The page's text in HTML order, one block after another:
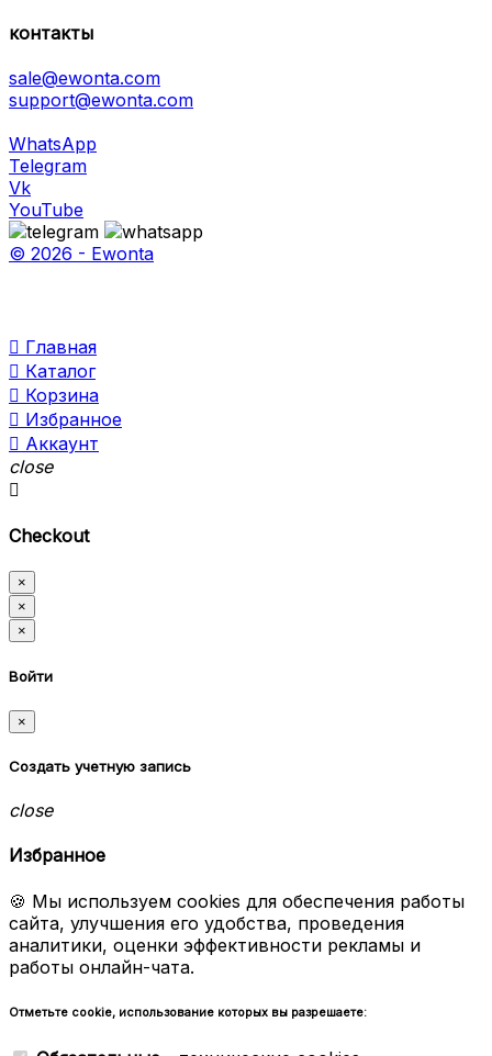
контакты
sale@ewonta.com
support@ewonta.com
WhatsApp
Telegram
Vk
YouTube
© 2026 - Ewonta
 Главная
 Каталог
 Корзина
 Избранное
 Аккаунт
close

Checkout
×
×
×
Войти
×
Создать учетную запись
close
Избранное
🍪 Мы используем cookies для обеспечения работы
сайта, улучшения его удобства, проведения
аналитики, оценки эффективности рекламы и
работы онлайн-чата.
Отметьте cookie, использование которых вы разрешаете: